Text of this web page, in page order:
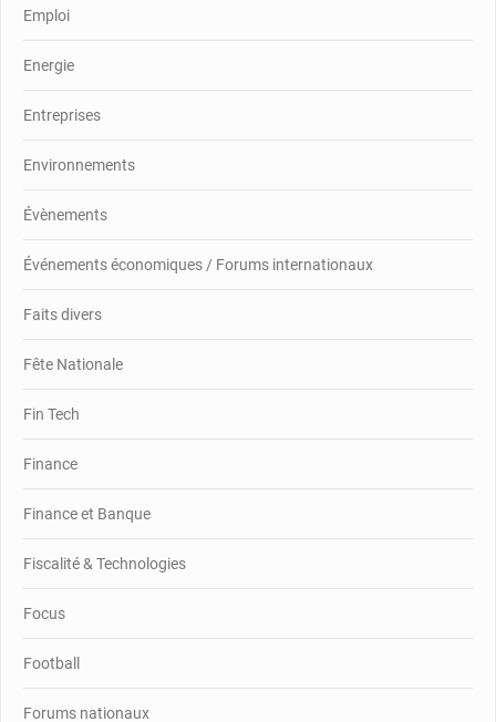
Emploi
Energie
Entreprises
Environnements
Évènements
Événements économiques / Forums internationaux
Faits divers
Fête Nationale
Fin Tech
Finance
Finance et Banque
Fiscalité & Technologies
Focus
Football
Forums nationaux